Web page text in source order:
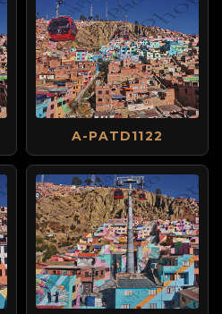
A-PATD1122